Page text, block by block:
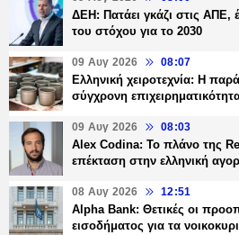
ΔΕΗ: Πατάει γκάζι στις ΑΠΕ,
του στόχου για το 2030
09 Αυγ 2026 08:07
Ελληνική χειροτεχνία: Η
σύγχρονη
09 Αυγ 2026 08:03
Alex Codina: Το πλάνο της
επέκταση στην ελληνική
08 Αυγ 2026 12:51
Alpha Bank: Θετικές οι
εισοδήματος για τα